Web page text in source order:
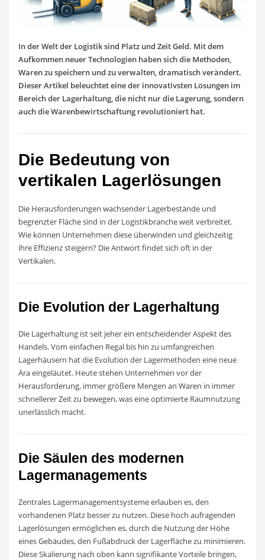
In der Welt der Logistik sind Platz und Zeit Geld. Mit dem
Aufkommen neuer Technologien haben sich die Methoden,
Waren zu speichern und zu verwalten, dramatisch verändert.
Dieser Artikel beleuchtet eine der innovativsten Lösungen im
Bereich der Lagerhaltung, die nicht nur die Lagerung, sondern
auch die Warenbewirtschaftung revolutioniert hat.
Die Bedeutung von
vertikalen Lagerlösungen
Die Herausforderungen wachsender Lagerbestände und
begrenzter Fläche sind in der Logistikbranche weit verbreitet.
Wie können Unternehmen diese überwinden und gleichzeitig
ihre Effizienz steigern? Die Antwort findet sich oft in der
Vertikalen.
Die Evolution der Lagerhaltung
Die Lagerhaltung ist seit jeher ein entscheidender Aspekt des
Handels. Vom einfachen Regal bis hin zu umfangreichen
Lagerhäusern hat die Evolution der Lagermethoden eine neue
Ära eingeläutet. Heute stehen Unternehmen vor der
Herausforderung, immer größere Mengen an Waren in immer
schnellerer Zeit zu bewegen, was eine optimierte Raumnutzung
unerlässlich macht.
Die Säulen des modernen
Lagermanagements
Zentrales Lagermanagementsysteme erlauben es, den
vorhandenen Platz besser zu nutzen. Diese hoch aufragenden
Lagerlösungen ermöglichen es, durch die Nutzung der Höhe
eines Gebäudes, den Fußabdruck der Lagerfläche zu minimieren.
Diese Skalierung nach oben kann signifikante Vorteile bringen,